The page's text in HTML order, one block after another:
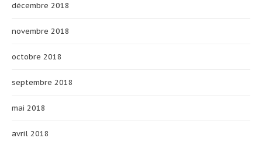
décembre 2018
novembre 2018
octobre 2018
septembre 2018
mai 2018
avril 2018